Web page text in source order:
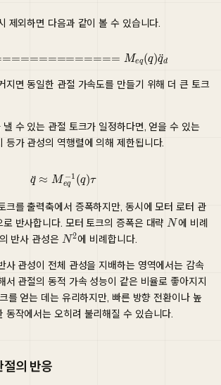
제외하면 다음과 같이 볼 수 있습니다.
q(q q¨d
지면 동일한 관절 가속도를 만들기 위해 더 큰 토크
수 있는 관절 토크가 일정하다면, 얻을 수 있는
등가 관성의 역행렬에 의해 제한됩니다.
q¨≈ Meq− 1(q)τ
크를 출력축에서 증폭하지만, 동시에 모터 로터 관
로 반사합니다. 모터 토크의 증폭은 대략
에 비례
반사 관성은
에 비례합니다.
사 관성이 전체 관성을 지배하는 영역에서는 감속
서 관절의 동적 가속 성능이 같은 비율로 좋아지지
를 얻는 데는 유리하지만, 빠른 방향 전환이나 높
동작에서는 오히려 불리해질 수 있습니다.
절의 반응